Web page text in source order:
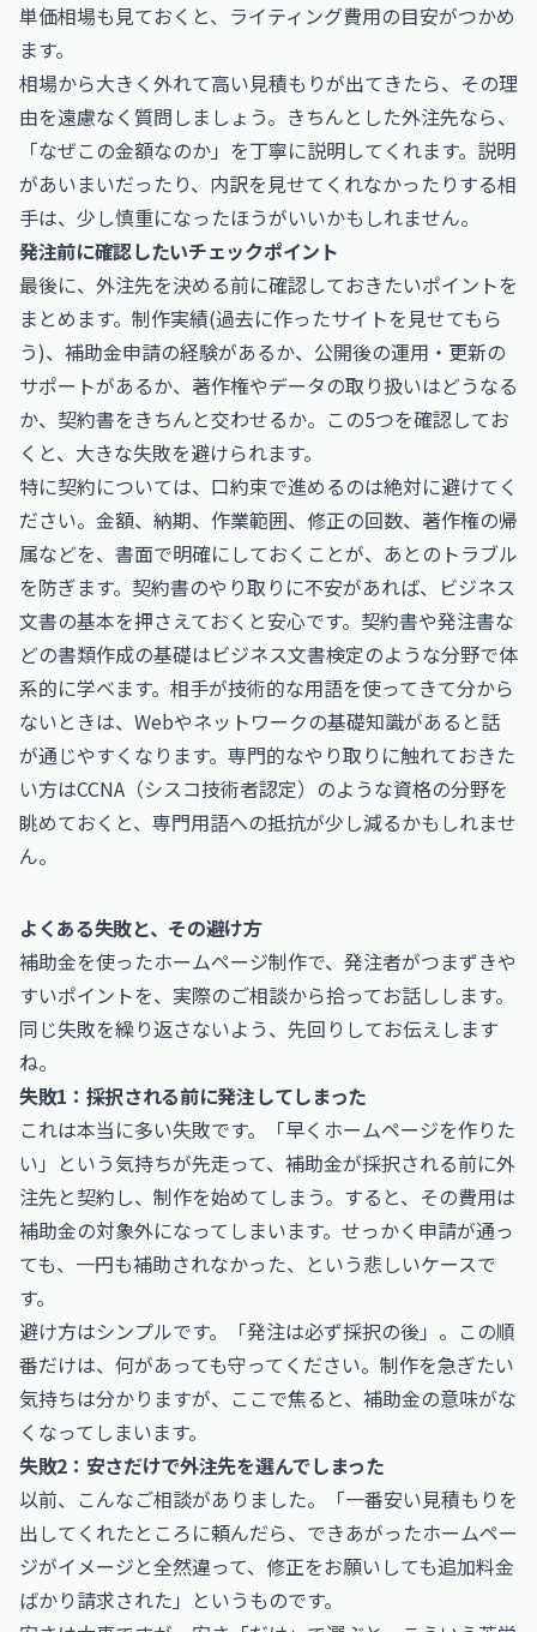
単価相場も見ておくと、ライティング費用の目安がつかめ
ます。
相場から大きく外れて高い見積もりが出てきたら、その理
由を遠慮なく質問しましょう。きちんとした外注先なら、
「なぜこの金額なのか」を丁寧に説明してくれます。説明
があいまいだったり、内訳を見せてくれなかったりする相
手は、少し慎重になったほうがいいかもしれません。
発注前に確認したいチェックポイント
最後に、外注先を決める前に確認しておきたいポイントを
まとめます。制作実績(過去に作ったサイトを見せてもら
う)、補助金申請の経験があるか、公開後の運用・更新の
サポートがあるか、著作権やデータの取り扱いはどうなる
か、契約書をきちんと交わせるか。この5つを確認してお
くと、大きな失敗を避けられます。
特に契約については、口約束で進めるのは絶対に避けてく
ださい。金額、納期、作業範囲、修正の回数、著作権の帰
属などを、書面で明確にしておくことが、あとのトラブル
を防ぎます。契約書のやり取りに不安があれば、ビジネス
文書の基本を押さえておくと安心です。契約書や発注書な
どの書類作成の基礎はビジネス文書検定のような分野で体
系的に学べます。相手が技術的な用語を使ってきて分から
ないときは、Webやネットワークの基礎知識があると話
が通じやすくなります。専門的なやり取りに触れておきた
い方はCCNA（シスコ技術者認定） のような資格の分野を
眺めておくと、専門用語への抵抗が少し減るかもしれませ
ん。
よくある失敗と、その避け方
補助金を使ったホームページ制作で、発注者がつまずきや
すいポイントを、実際のご相談から拾ってお話しします。
同じ失敗を繰り返さないよう、先回りしてお伝えします
ね。
失敗1：採択される前に発注してしまった
これは本当に多い失敗です。「早くホームページを作りた
い」という気持ちが先走って、補助金が採択される前に外
注先と契約し、制作を始めてしまう。すると、その費用は
補助金の対象外になってしまいます。せっかく申請が通っ
ても、一円も補助されなかった、という悲しいケースで
す。
避け方はシンプルです。「発注は必ず採択の後」。この順
番だけは、何があっても守ってください。制作を急ぎたい
気持ちは分かりますが、ここで焦ると、補助金の意味がな
くなってしまいます。
失敗2：安さだけで外注先を選んでしまった
以前、こんなご相談がありました。「一番安い見積もりを
出してくれたところに頼んだら、できあがったホームペー
ジがイメージと全然違って、修正をお願いしても追加料金
ばかり請求された」というものです。